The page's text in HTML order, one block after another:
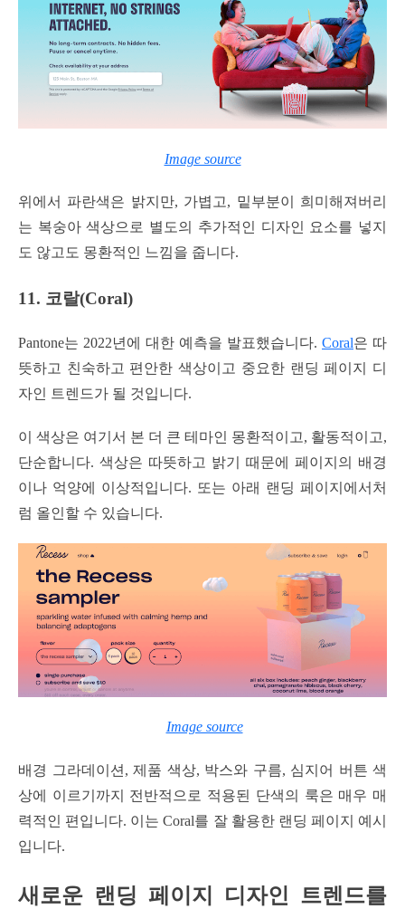
Image source
위에서 파란색은 밝지만, 가볍고, 밑부분이 희미해져버리
는 복숭아 색상으로 별도의 추가적인 디자인 요소를 넣지
도 않고도 몽환적인 느낌을 줍니다.
11. 코랄(Coral)
Pantone는 2022년에 대한 예측을 발표했습니다. Coral은 따
뜻하고 친숙하고 편안한 색상이고 중요한 랜딩 페이지 디
자인 트렌드가 될 것입니다.
이 색상은 여기서 본 더 큰 테마인 몽환적이고, 활동적이고,
단순합니다. 색상은 따뜻하고 밝기 때문에 페이지의 배경
이나 억양에 이상적입니다. 또는 아래 랜딩 페이지에서처
럼 올인할 수 있습니다.
Image source
배경 그라데이션, 제품 색상, 박스와 구름, 심지어 버튼 색
상에 이르기까지 전반적으로 적용된 단색의 룩은 매우 매
력적인 편입니다. 이는 Coral를 잘 활용한 랜딩 페이지 예시
입니다.
새로운 랜딩 페이지 디자인 트렌드를